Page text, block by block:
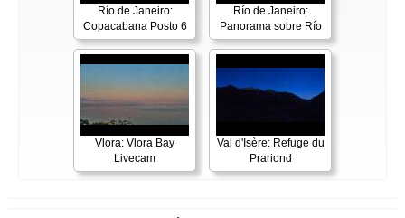
Río de Janeiro:
Copacabana Posto 6
Río de Janeiro:
Panorama sobre Río
Vlora: Vlora Bay
Livecam
Val d'Isère: Refuge du
Prariond